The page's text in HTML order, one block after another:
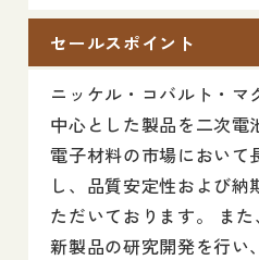
セールスポイント
ニッケル・コバルト・マ
中心とした製品を二次電
電子材料の市場において
し、品質安定性および
ただいております。 ま
新製品の研究開発を行い